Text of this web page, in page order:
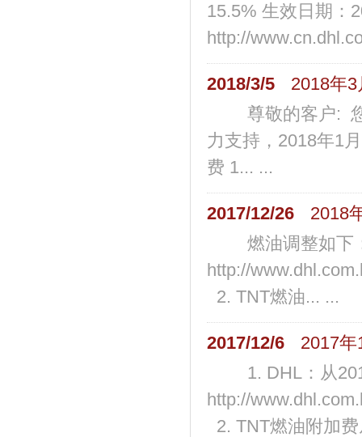
15.5% 生效日期：
http://
2018/3/5
2018年
尊敬的客户: 您
力支持，2018年1
费 1... ...
2017/12/26
2018
燃油调整如下：
http://
2. TNT燃油... ...
2017/12/6
2017
1. DHL：从2017
http://
2. TNT燃油附加